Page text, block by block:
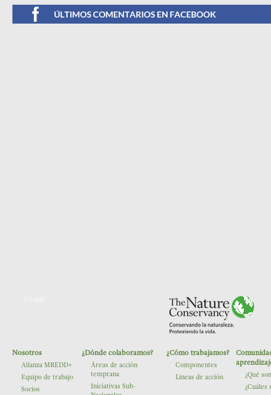
The Nature Conservancy
Nosotros
Alianza MREDD+
Equipo de trabajo
Socios
¿Dónde colaboramos?
Áreas de acción
temprana
Iniciativas Sub-
¿Cómo trabajamos?
Componentes
Lineas de acción
¿Qué
¿Cuáles